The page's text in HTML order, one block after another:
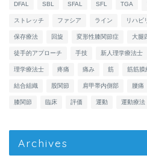
DFAL SBL SFAL SFL TGA
ストレッチ ファシア ライン リハビ
保存療法 回旋 変形性膝関節症 大腿
徒手的アプローチ 手技 新人理学療法士
理学療法士 疼痛 痛み 筋 筋筋膜
結合組織 股関節 肩甲帯内側部 腰痛
膝関節 臨床 評価 運動 運動療法
Archives